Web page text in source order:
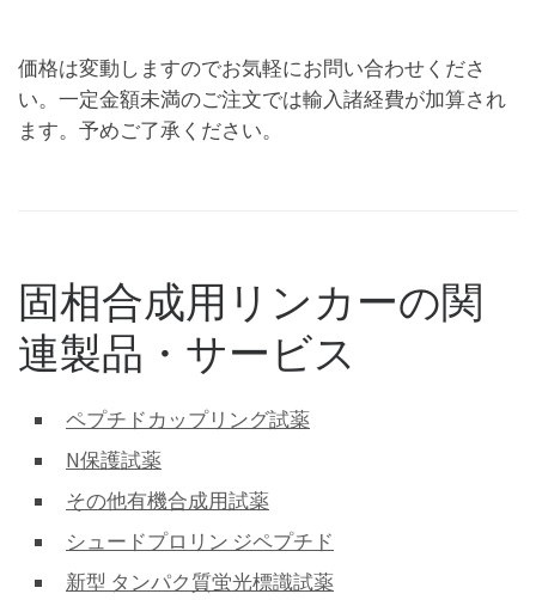
価格は変動しますのでお気軽にお問い合わせくださ
い。一定金額未満のご注文では輸入諸経費が加算され
ます。予めご了承ください。
固相合成用リンカーの関
連製品・サービス
ペプチドカップリング試薬
N保護試薬
その他有機合成用試薬
シュードプロリン ジペプチド
新型 タンパク質蛍光標識試薬